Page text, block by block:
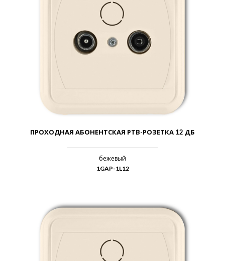
ПРОХОДНАЯ АБОНЕНТСКАЯ РТВ-РОЗЕТКА 12 ДБ
бежевый
1GAP-1L12